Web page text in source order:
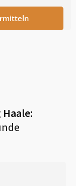
Haale: